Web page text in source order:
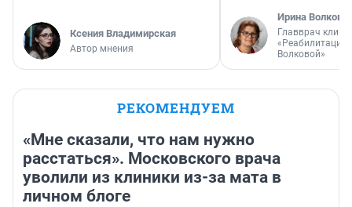
Ксения Владимирская
Автор мнения
Ирина Волкова
Главврач
«Реабилитация
Волковой»
РЕКОМЕНДУЕМ
«Мне сказали, что нам нужно
расстаться». Московского врача
уволили из клиники из-за мата в
личном блоге